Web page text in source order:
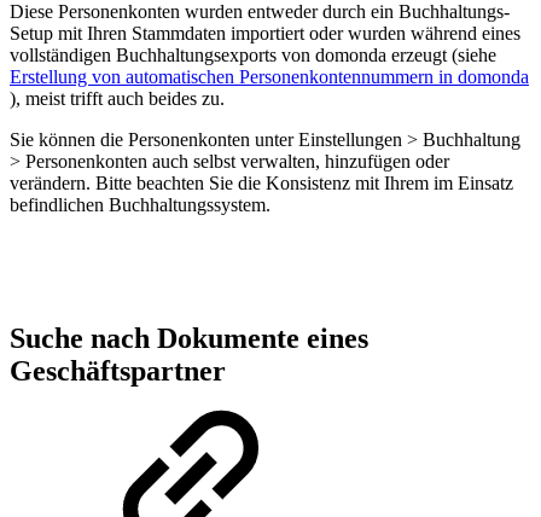
Diese Personenkonten wurden entweder durch ein Buchhaltungs-
Setup mit Ihren Stammdaten importiert oder wurden während eines
vollständigen Buchhaltungsexports von domonda erzeugt (siehe
Erstellung von automatischen Personenkontennummern in domonda
), meist trifft auch beides zu.
Sie können die Personenkonten unter Einstellungen > Buchhaltung
> Personenkonten auch selbst verwalten, hinzufügen oder
verändern. Bitte beachten Sie die Konsistenz mit Ihrem im Einsatz
befindlichen Buchhaltungssystem.
Suche nach Dokumente eines
Geschäftspartner